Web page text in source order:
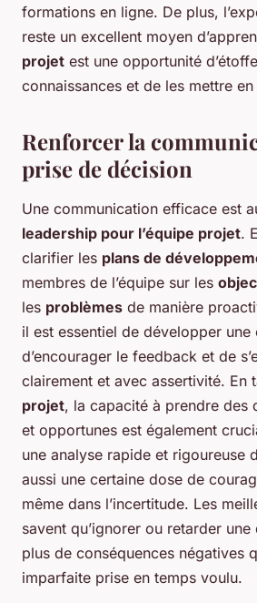
formations en ligne. De plus,
reste un excellent moyen
projet est une opportunité
connaissances et de les mettre
Renforcer la
prise de décision
Une communication efficace est
leadership pour l’équipe projet.
clarifier les plans de
membres de l’équipe sur les
les problèmes de manière
il est essentiel de développer une
d’encourager le feedback et de
clairement et avec assertivité. En
projet, la capacité à prendre des
et opportunes est également
une analyse rapide et rigoureuse
aussi une certaine dose de
même dans l’incertitude. Les
savent qu’ignorer ou retarder
plus de conséquences négatives
imparfaite prise en temps voulu.